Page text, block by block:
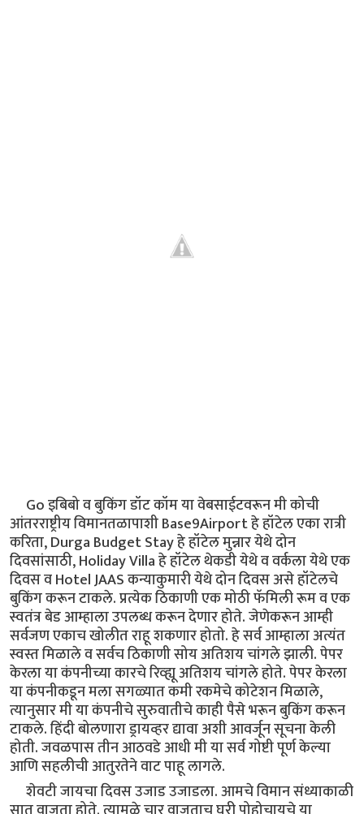
Go इबिबो व बुकिंग डॉट कॉम या वेबसाईटवरून मी कोची
आंतरराष्ट्रीय विमानतळापाशी Base9Airport हे हॉटेल एका रात्री
करिता, Durga Budget Stay हे हॉटेल मुन्नार येथे दोन
दिवसांसाठी, Holiday Villa हे हॉटेल थेकडी येथे व वर्कला येथे एक
दिवस व Hotel JAAS कन्याकुमारी येथे दोन दिवस असे हॉटेलचे
बुकिंग करून टाकले. प्रत्येक ठिकाणी एक मोठी फॅमिली रूम व एक
स्वतंत्र बेड आम्हाला उपलब्ध करून देणार होते. जेणेकरून आम्ही
सर्वजण एकाच खोलीत राहू शकणार होतो. हे सर्व आम्हाला अत्यंत
स्वस्त मिळाले व सर्वच ठिकाणी सोय अतिशय चांगले झाली. पेपर
केरला या कंपनीच्या कारचे रिव्ह्यू अतिशय चांगले होते. पेपर केरला
या कंपनीकडून मला सगळ्यात कमी रकमेचे कोटेशन मिळाले,
त्यानुसार मी या कंपनीचे सुरुवातीचे काही पैसे भरून बुकिंग करून
टाकले. हिंदी बोलणारा ड्रायव्हर द्यावा अशी आवर्जून सूचना केली
होती. जवळपास तीन आठवडे आधी मी या सर्व गोष्टी पूर्ण केल्या
आणि सहलीची आतुरतेने वाट पाहू लागले.
शेवटी जायचा दिवस उजाड उजाडला. आमचे विमान संध्याकाळी